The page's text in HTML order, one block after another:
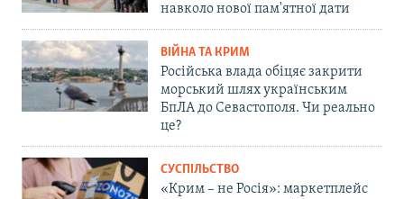
навколо нової пам'ятної дати
ВІЙНА ТА КРИМ
Російська влада обіцяє закрити
морський шлях українським
БпЛА до Севастополя. Чи реально
це?
СУСПІЛЬСТВО
«Крим – не Росія»: маркетплейс